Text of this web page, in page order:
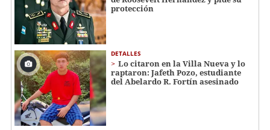
protección
DETALLES
Lo citaron en la Villa Nueva y lo
raptaron: Jafeth Pozo, estudiante
del Abelardo R. Fortín asesinado